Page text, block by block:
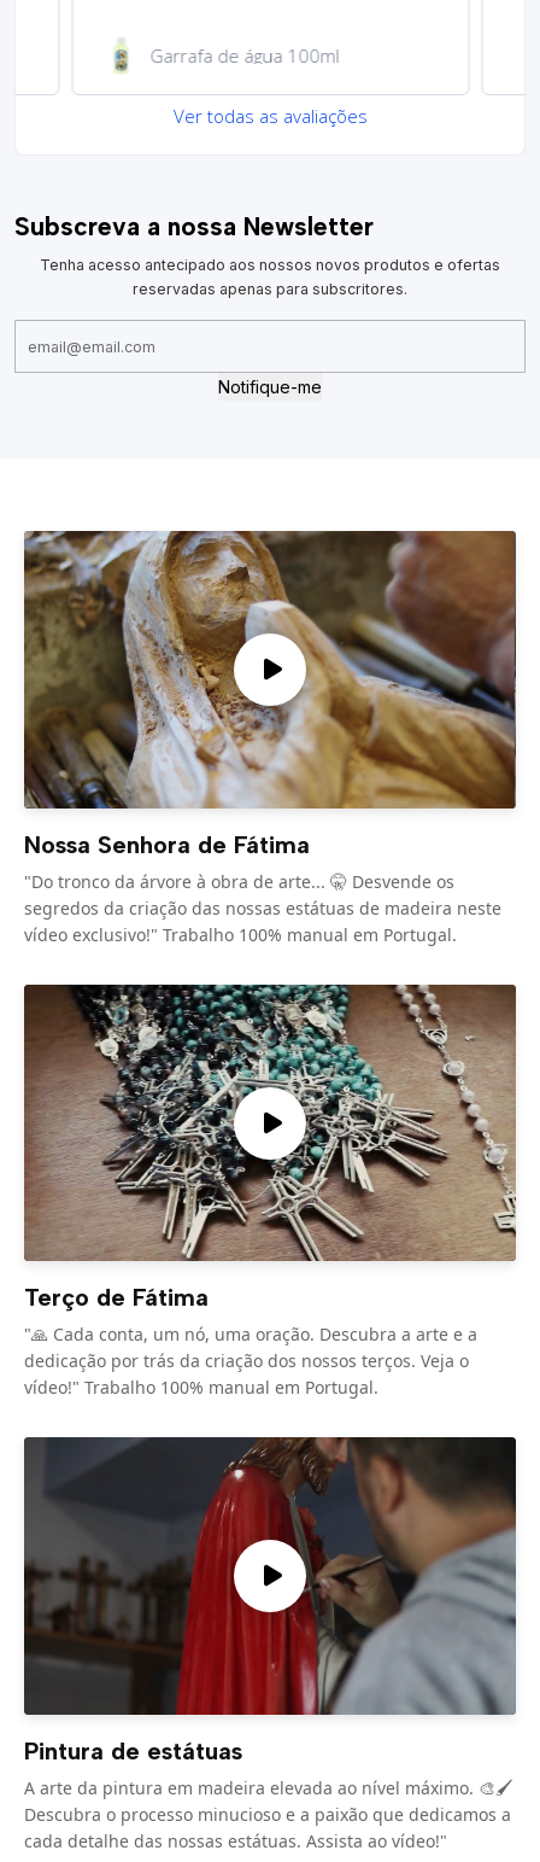
Garrafa de água 100ml
Ver todas as avaliações
Subscreva a nossa Newsletter
Tenha acesso antecipado aos nossos novos produtos e ofertas
reservadas apenas para subscritores.
Notifique-me
Nossa Senhora de Fátima
"Do tronco da árvore à obra de arte... 🤫 Desvende os
segredos da criação das nossas estátuas de madeira neste
vídeo exclusivo!" Trabalho 100% manual em Portugal.
Terço de Fátima
"🙏 Cada conta, um nó, uma oração. Descubra a arte e a
dedicação por trás da criação dos nossos terços. Veja o
vídeo!" Trabalho 100% manual em Portugal.
Pintura de estátuas
A arte da pintura em madeira elevada ao nível máximo. 🎨🖌️
Descubra o processo minucioso e a paixão que dedicamos a
cada detalhe das nossas estátuas. Assista ao vídeo!"